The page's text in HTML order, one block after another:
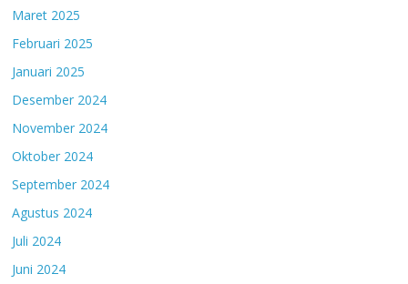
Maret 2025
Februari 2025
Januari 2025
Desember 2024
November 2024
Oktober 2024
September 2024
Agustus 2024
Juli 2024
Juni 2024